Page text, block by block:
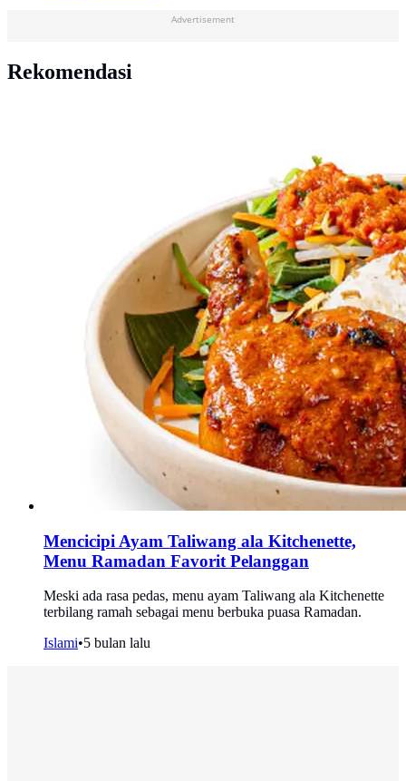
Advertisement
Rekomendasi
Mencicipi Ayam Taliwang ala Kitchenette,
Menu Ramadan Favorit Pelanggan
Meski ada rasa pedas, menu ayam Taliwang ala Kitchenette
terbilang ramah sebagai menu berbuka puasa Ramadan.
Islami•5 bulan lalu